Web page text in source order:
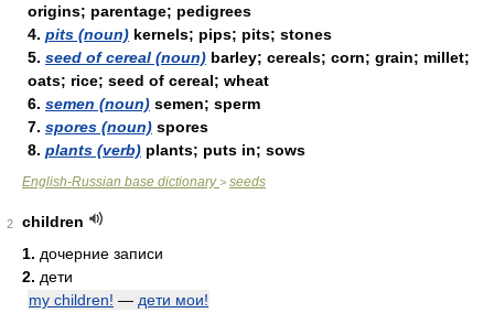
origins; parentage; pedigrees
4. pits (noun) kernels; pips; pits; stones
5. seed of cereal (noun) barley; cereals; corn; grain; millet;
oats; rice; seed of cereal; wheat
6. semen (noun) semen; sperm
7. spores (noun) spores
8. plants (verb) plants; puts in; sows
English-Russian base dictionary> seeds
2
children
1. дочерние записи
2. дети
my children! — дети мои!